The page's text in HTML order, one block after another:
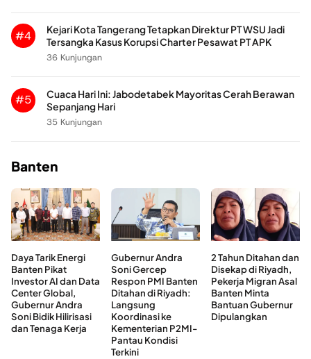
#4
Kejari Kota Tangerang Tetapkan Direktur PT WSU Jadi
Tersangka Kasus Korupsi Charter Pesawat PT APK
36 Kunjungan
#5
Cuaca Hari Ini: Jabodetabek Mayoritas Cerah Berawan
Sepanjang Hari
35 Kunjungan
Banten
Daya Tarik Energi
Banten Pikat
Investor AI dan Data
Center Global,
Gubernur Andra
Soni Bidik Hilirisasi
dan Tenaga Kerja
Gubernur Andra
Soni Gercep
Respon PMI Banten
Ditahan di Riyadh:
Langsung
Koordinasi ke
Kementerian P2MI-
Pantau Kondisi
Terkini
2 Tahun Ditahan dan
Disekap di Riyadh,
Pekerja Migran Asal
Banten Minta
Bantuan Gubernur
Dipulangkan